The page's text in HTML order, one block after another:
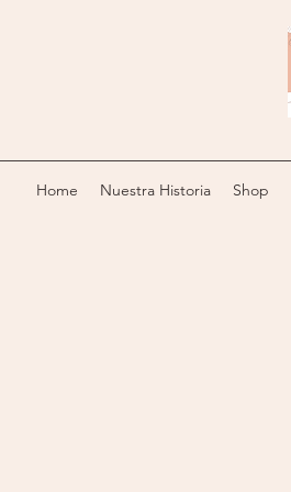
Home Nuestra Historia Shop